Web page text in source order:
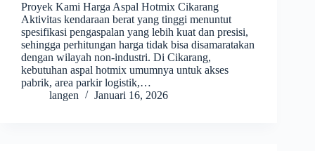
Proyek Kami Harga Aspal Hotmix Cikarang
Aktivitas kendaraan berat yang tinggi menuntut
spesifikasi pengaspalan yang lebih kuat dan presisi,
sehingga perhitungan harga tidak bisa disamaratakan
dengan wilayah non-industri. Di Cikarang,
kebutuhan aspal hotmix umumnya untuk akses
pabrik, area parkir logistik,…
langen
Januari 16, 2026